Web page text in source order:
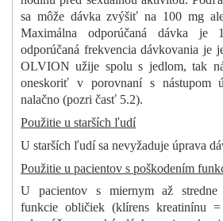
sa môže dávka zvýšiť na 100 mg
Maximálna odporúčaná dávka je
odporúčaná frekvencia dávkovania je
OLVION užije spolu s jedlom, tak
oneskoriť v porovnaní s nástupom
nalačno (pozri časť 5.2).
Použitie u starších ľudí
U starších ľudí sa nevyžaduje úprava
Použitie u pacientov s poškodením
U pacientov s miernym až stredne
funkcie obličiek (klírens kreatinínu